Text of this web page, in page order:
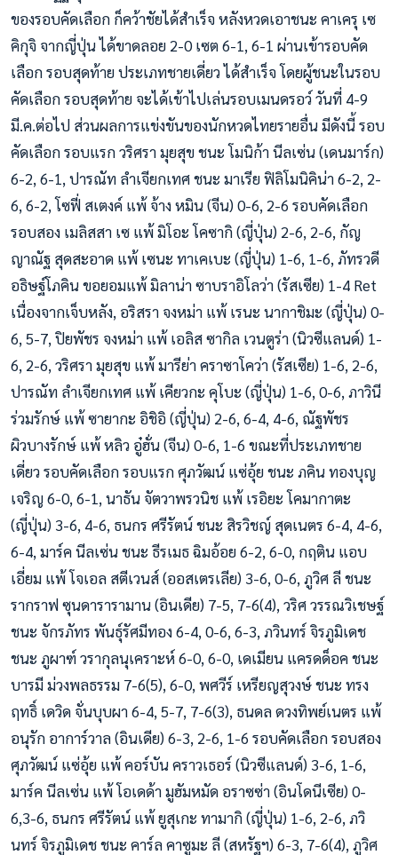
ของรอบคัดเลือก ก็คว้าชัยได้สำเร็จ หลังหวดเอาชนะ คาเครุ เซ
คิกุจิ จากญี่ปุ่น ได้ขาดลอย 2-0 เซต 6-1, 6-1 ผ่านเข้ารอบคัด
เลือก รอบสุดท้าย ประเภทชายเดี่ยว ได้สำเร็จ โดยผู้ชนะในรอบ
คัดเลือก รอบสุดท้าย จะได้เข้าไปเล่นรอบเมนดรอว์ วันที่ 4-9
มี.ค.ต่อไป ส่วนผลการแข่งขันของนักหวดไทยรายอื่น มีดังนี้ รอบ
คัดเลือก รอบแรก วริศรา มุยสุข ชนะ โมนิก้า นีลเซ่น (เดนมาร์ก)
6-2, 6-1, ปารณัท ลำเจียกเทศ ชนะ มาเรีย ฟิลิโมนิคิน่า 6-2, 2-
6, 6-2, โซฟี่ สเตงค์ แพ้ จ้าง หมิน (จีน) 0-6, 2-6 รอบคัดเลือก
รอบสอง เมลิสสา เซ แพ้ มิโอะ โคซากิ (ญี่ปุ่น) 2-6, 2-6, กัญ
ญาณัฐ สุดสะอาด แพ้ เซนะ ทาเคเบะ (ญี่ปุ่น) 1-6, 1-6, ภัทรวดี
อธิษฐ์โภคิน ขอยอมแพ้ มิลาน่า ซาบราอิโลว่า (รัสเซีย) 1-4 Ret
เนื่องจากเจ็บหลัง, อริสรา จงหม่า แพ้ เรนะ นากาชิมะ (ญี่ปุ่น) 0-
6, 5-7, ปิยพัชร จงหม่า แพ้ เอลิส ซากิล เวนตูร่า (นิวซีแลนด์) 1-
6, 2-6, วริศรา มุยสุข แพ้ มารีย่า คราซาโคว่า (รัสเซีย) 1-6, 2-6,
ปารณัท ลำเจียกเทศ แพ้ เคียวกะ คุโบะ (ญี่ปุ่น) 1-6, 0-6, ภาวินี
ร่วมรักษ์ แพ้ ซายากะ อิชิอิ (ญี่ปุ่น) 2-6, 6-4, 4-6, ณัฐพัชร
ผิวบางรักษ์ แพ้ หลิว อู๋ฮั่น (จีน) 0-6, 1-6 ขณะที่ประเภทชาย
เดี่ยว รอบคัดเลือก รอบแรก ศุภวัฒน์ แซ่อุ้ย ชนะ ภคิน ทองบุญ
เจริญ 6-0, 6-1, นาธัน จัตวาพรวนิช แพ้ เรอิยะ โคมากาตะ
(ญี่ปุ่น) 3-6, 4-6, ธนกร ศรีรัตน์ ชนะ สิรวิชญ์ สุดเนตร 6-4, 4-6,
6-4, มาร์ค นีลเซ่น ชนะ ธีรเมธ ฉิมอ้อย 6-2, 6-0, กฤติน แอบ
เอี่ยม แพ้ โจเอล สตีเวนส์ (ออสเตรเลีย) 3-6, 0-6, ภูวิศ ลี ชนะ
รากราฟ ซุนดารารามาน (อินเดีย) 7-5, 7-6(4), วริศ วรรณวิเชษฐ์
ชนะ จักรภัทร พันธุ์รัศมีทอง 6-4, 0-6, 6-3, ภวินทร์ จิรภูมิเดช
ชนะ ภูผาฑ์ วรากุลนุเคราะห์ 6-0, 6-0, เดเมียน แครดด็อค ชนะ
บารมี ม่วงพลธรรม 7-6(5), 6-0, พศวีร์ เหรียญสุวงษ์ ชนะ ทรง
ฤทธิ์ เดวิด จั่นบุบผา 6-4, 5-7, 7-6(3), ธนดล ดวงทิพย์เนตร แพ้
อนุรัก อาการ์วาล (อินเดีย) 6-3, 2-6, 1-6 รอบคัดเลือก รอบสอง
ศุภวัฒน์ แซ่อุ้ย แพ้ คอร์บัน คราวเธอร์ (นิวซีแลนด์) 3-6, 1-6,
มาร์ค นีลเซ่น แพ้ โอเดด้า มูฮัมหมัด อราซซ่า (อินโดนีเซีย) 0-
6,3-6, ธนกร ศรีรัตน์ แพ้ ยูสุเกะ ทามากิ (ญี่ปุ่น) 1-6, 2-6, ภวิ
นทร์ จิรภูมิเดช ชนะ คาร์ล คาซูมะ ลี (สหรัฐฯ) 6-3, 7-6(4), ภูวิศ